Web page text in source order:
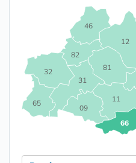
09
11
12
31
32
46
65
66
81
82